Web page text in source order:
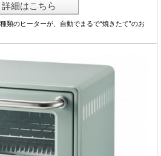
詳細はこちら
類のヒーターが、自動でまるで“焼きたて”のお